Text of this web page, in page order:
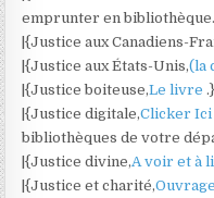
emprunter en
|{Justice aux Canadiens-
|{Justice aux États-Unis,(la
|{Justice boiteuse,Le livre.}
|{Justice digitale,Clicker
bibliothèques de votre
|{Justice divine,A voir et à
|{Justice et charité,